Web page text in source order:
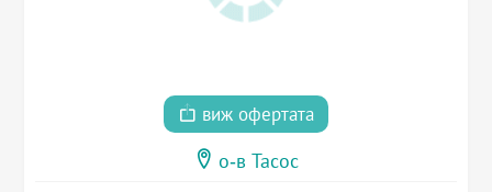
виж офертата
о-в Тасос